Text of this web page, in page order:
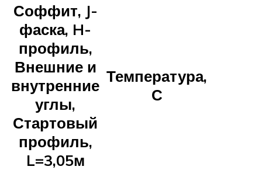
Соффит, J-
фаска, H-
профиль,
Внешние и
внутренние
углы,
Стартовый
профиль,
L=3,05м
Температура,
С